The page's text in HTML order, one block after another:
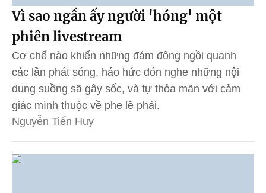
Vì sao ngần ấy người 'hóng' một
phiên livestream
Cơ chế nào khiến những đám đông ngồi quanh
các lần phát sóng, háo hức đón nghe những nội
dung suồng sã gây sốc, và tự thỏa mãn với cảm
giác mình thuộc về phe lẽ phải.
Nguyễn Tiến Huy